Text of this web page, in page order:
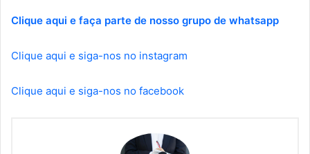
Clique aqui e faça parte de nosso grupo de whatsapp
Clique aqui e siga-nos no instagram
Clique aqui e siga-nos no facebook